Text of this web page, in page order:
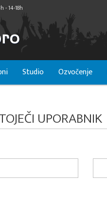
- 14-18h
Studio Ozvočenje
UPORABNIK